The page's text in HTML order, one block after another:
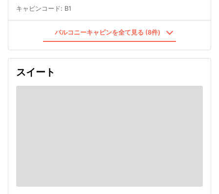
キャビンコード: B1
バルコニーキャビンを全て見る (8件)
スイート